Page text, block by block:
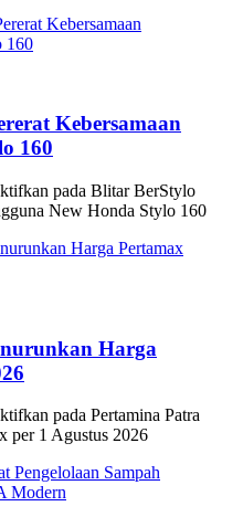
Kebersamaan
160
pada Blitar BerStylo
New Honda Stylo 160
Harga
pada Pertamina Patra
per 1 Agustus 2026